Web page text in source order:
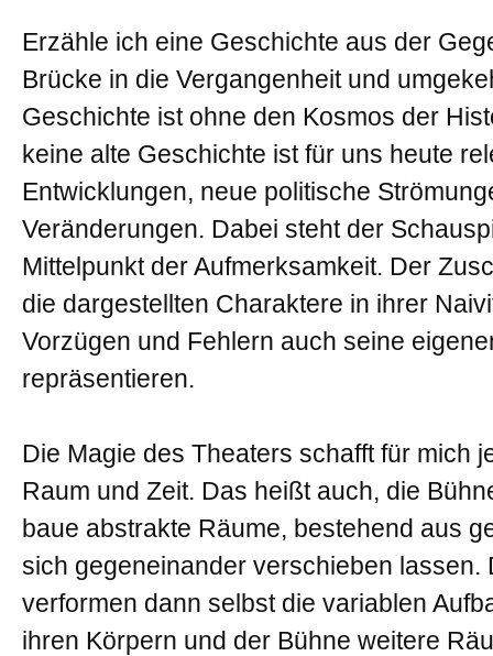
Erzähle ich eine Geschichte aus der
Brücke in die Vergangenheit und
Geschichte ist ohne den Kosmos der
keine alte Geschichte ist für uns heute
Entwicklungen, neue politische
Veränderungen. Dabei steht der
Mittelpunkt der Aufmerksamkeit. Der
die dargestellten Charaktere in ihrer
Vorzügen und Fehlern auch seine
repräsentieren.
Die Magie des Theaters schafft für mich
Raum und Zeit. Das heißt auch, die
baue abstrakte Räume, bestehend aus
sich gegeneinander verschieben lassen.
verformen dann selbst die variablen
ihren Körpern und der Bühne weitere